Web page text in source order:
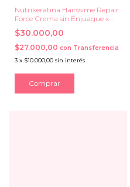
Nutrikeratina Hairssime Repair
Force Crema sin Enjuague x
120 grs.
$30.000,00
$27.000,00 con Transferencia
3 x $10.000,00 sin interés